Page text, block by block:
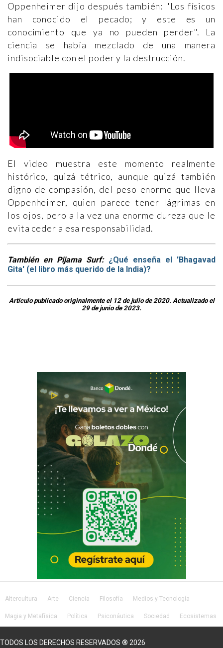
Oppenheimer dijo después también: "Los físicos
han conocido el pecado; y este es un
conocimiento que ya no pueden perder". La
ciencia se había mezclado de una manera
indisociable con el poder y la destrucción.
El video muestra este momento realmente
histórico, quizá tétrico, aunque quizá también
digno de compasión, del peso enorme que lleva
Oppenheimer, quien parece tener lágrimas en
los ojos, pero a la vez una enorme dureza que le
evita ceder a esa responsabilidad.
También en Pijama Surf: ¿Qué enseña el 'Bhagavad
Gita' (el libro más querido de la India)?
Artículo publicado originalmente el 12 de julio de 2020. Actualizado el
29 de junio de 2023.
Altercultura Arte Ciencia Filosofía Medios y Tecnología
Magia y Metafísica Política Psiconáutica Sociedad Ecosistemas
TODOS LOS DERECHOS RESERVADOS ® 2026